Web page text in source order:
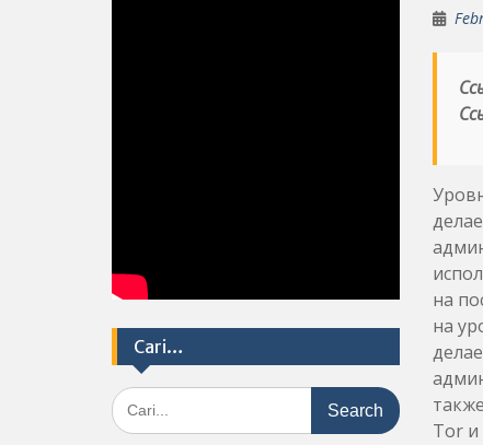
на
на
Tor и
Cari…
Search
for: